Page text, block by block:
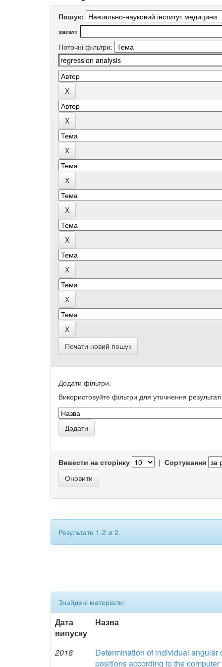
Пошук:
запит
Поточні фільтри:
Почати новий пошук
Додати фільтри:
Використовуйте фільтри для уточнення
Вивести на сторінку | Сортування
Результати 1-2 зі 2.
Знайдені матеріали:
Дата
випуску
Назва
2018
Determination of individual angular
positions according to the